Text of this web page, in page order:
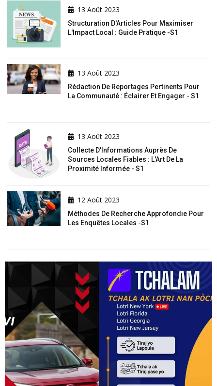
13 Août 2023
Structuration D'Articles Pour Maximiser
L'Impact Local : Guide Pratique -S1
13 Août 2023
Rédaction De Reportages Pertinents Pour
La Communauté : Éclairer Et Engager - S1
13 Août 2023
Collecte D'Informations Auprès De
Sources Locales Fiables : L'Art De La
Proximité Informée - S1
12 Août 2023
Méthodes De Recherche Approfondie Pour
Les Enquêtes Locales -S1